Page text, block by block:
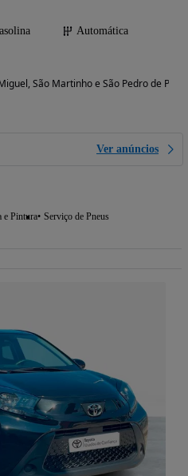
Automática
São Martinho e São Pedro de
Ver anúncios
e Pintura Serviço de Pneus